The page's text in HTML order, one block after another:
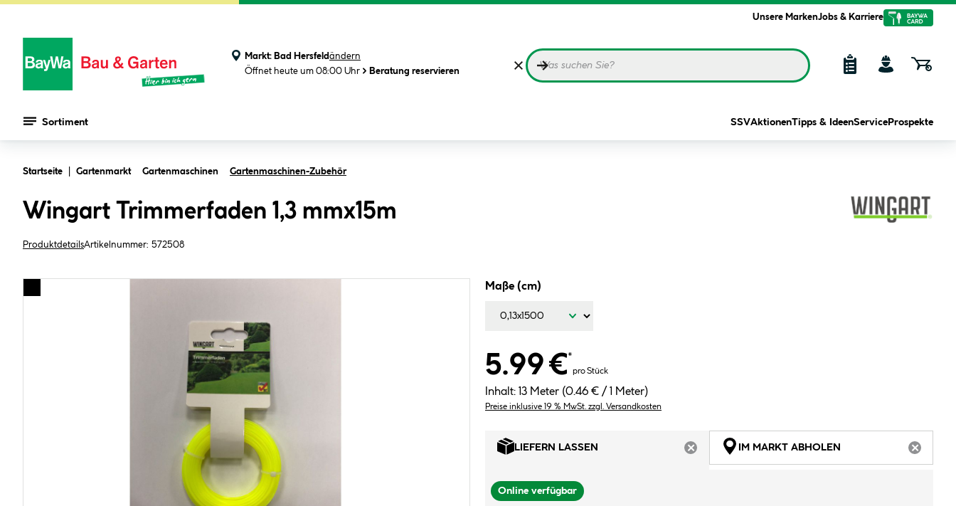
Unsere MarkenJobs & Karriere
Markt: Bad Hersfeldändern
Öffnet heute um 08:00 Uhr
Beratung reservieren
Sortiment SSVAktionenTipps & IdeenService Prospekte
Startseite Gartenmarkt Gartenmaschinen Gartenmaschinen-Zubehör
Wingart Trimmerfaden 1,3 mmx15m
ProduktdetailsArtikelnummer: 572508
Maße (cm)
5.99 €*
pro Stück
Inhalt: 13 Meter (0.46 € / 1 Meter)
Preise inklusive 19 % MwSt. zzgl. Versandkosten
LIEFERN LASSEN
ARTIKEL NICHT VERFÜGBAR
IM MARKT ABHOLEN
Online verfügbar